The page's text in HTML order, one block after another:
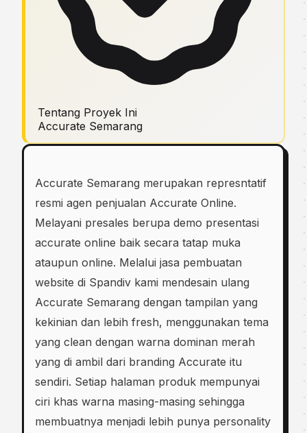
Tentang Proyek Ini
Accurate Semarang
Accurate Semarang merupakan represntatif
resmi agen penjualan Accurate Online.
Melayani presales berupa demo presentasi
accurate online baik secara tatap muka
ataupun online. Melalui jasa pembuatan
website di Spandiv kami mendesain ulang
Accurate Semarang dengan tampilan yang
kekinian dan lebih fresh, menggunakan tema
yang clean dengan warna dominan merah
yang di ambil dari branding Accurate itu
sendiri. Setiap halaman produk mempunyai
ciri khas warna masing-masing sehingga
membuatnya menjadi lebih punya personality